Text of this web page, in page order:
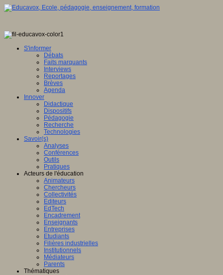
S'informer
Débats
Faits marquants
Interviews
Reportages
Brèves
Agenda
Innover
Didactique
Dispositifs
Pédagogie
Recherche
Technologies
Savoir(s)
Analyses
Conférences
Outils
Pratiques
Acteurs de l'éducation
Animateurs
Chercheurs
Collectivités
Editeurs
EdTech
Encadrement
Enseignants
Entreprises
Etudiants
Filières industrielles
Institutionnels
Médiateurs
Parents
Thématiques